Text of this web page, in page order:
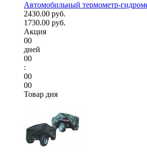
Автомобильный термометр-
2430.00 руб.
1730.00 руб.
Акция
00
дней
00
:
00
00
Товар дня